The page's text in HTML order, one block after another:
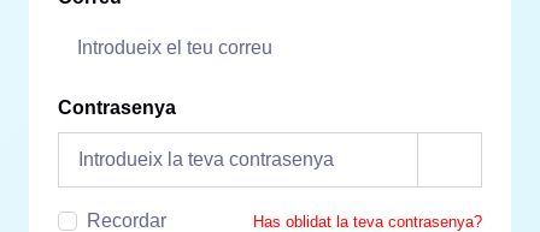
Contrasenya
Recordar Has oblidat la teva contrasenya?